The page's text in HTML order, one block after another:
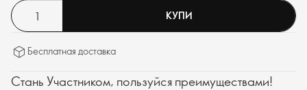
КУПИ
Бесплатная доставка
Стань Участником, пользуйся преимуществами!